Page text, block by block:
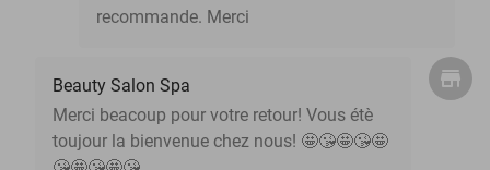
recommande. Merci
Beauty Salon Spa
Merci beacoup pour votre retour! Vous étè
toujour la bienvenue chez nous! 🤩😘🤩😘🤩